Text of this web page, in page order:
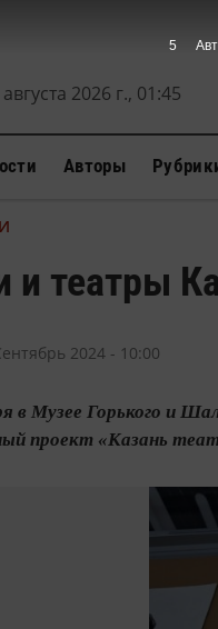
2026 г., 01:45
Авторы
и театры
2024 - 10:00
в Музее Горького и
проект «Казань
4